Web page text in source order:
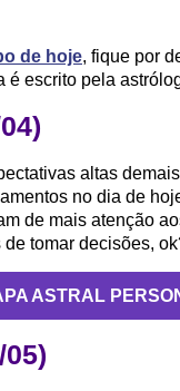
de hoje, fique por
é escrito pela
altas
no dia de
de mais atenção
tomar decisões,
ASTRAL